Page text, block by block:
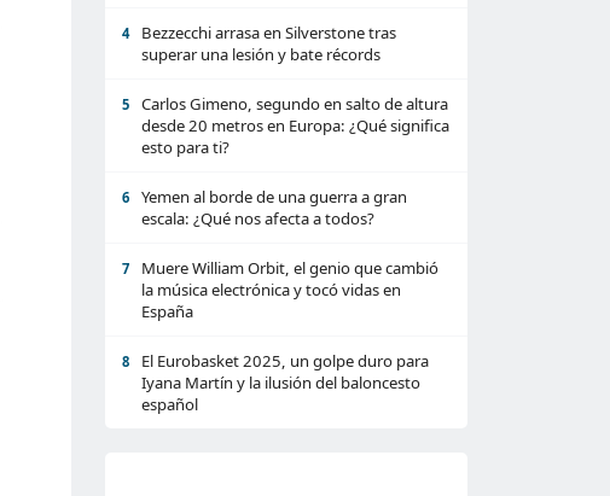
4
Bezzecchi arrasa en Silverstone tras
superar una lesión y bate récords
5
Carlos Gimeno, segundo en salto de altura
desde 20 metros en Europa: ¿Qué significa
esto para ti?
6
Yemen al borde de una guerra a gran
escala: ¿Qué nos afecta a todos?
7
Muere William Orbit, el genio que cambió
la música electrónica y tocó vidas en
España
8
El Eurobasket 2025, un golpe duro para
Iyana Martín y la ilusión del baloncesto
español